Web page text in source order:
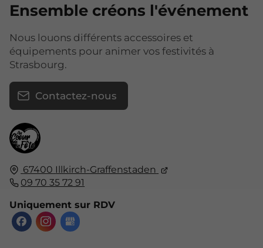
67400 Illkirch-Graffenstaden
09 70 35 72 91
Uniquement sur RDV
Ensemble créons l'événement
Nous louons différents accessoires et
équipements pour animer vos festivités à
Strasbourg.
Contactez-nous